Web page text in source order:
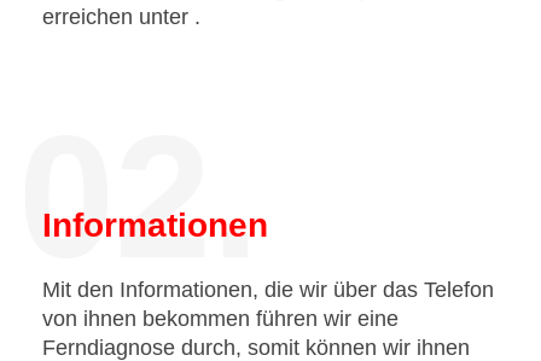
erreichen unter .
02.
Informationen
Mit den Informationen, die wir über das Telefon
von ihnen bekommen führen wir eine
Ferndiagnose durch, somit können wir ihnen